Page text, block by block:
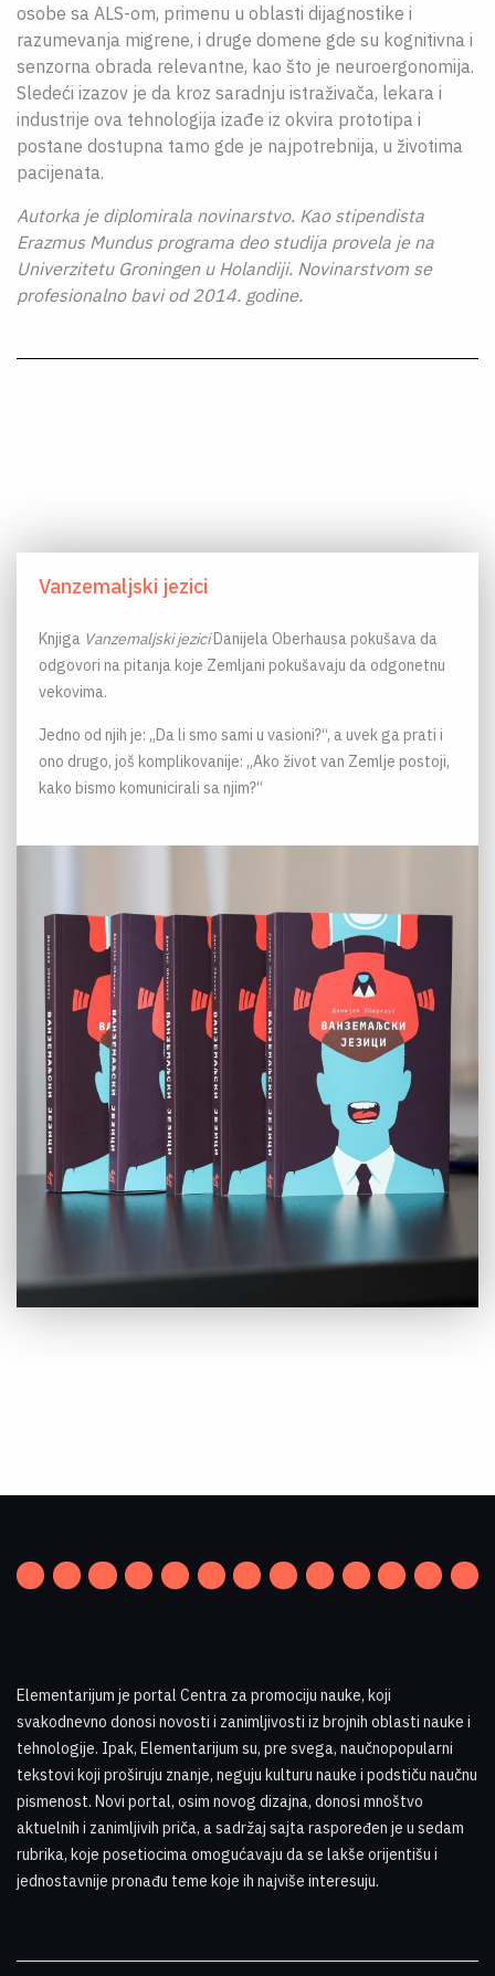
osobe sa ALS-om, primenu u oblasti dijagnostike i
razumevanja migrene, i druge domene gde su kognitivna i
senzorna obrada relevantne, kao što je neuroergonomija.
Sledeći izazov je da kroz saradnju istraživača, lekara i
industrije ova tehnologija izađe iz okvira prototipa i
postane dostupna tamo gde je najpotrebnija, u životima
pacijenata.
Autorka je diplomirala novinarstvo. Kao stipendista
Erazmus Mundus programa deo studija provela je na
Univerzitetu Groningen u Holandiji. Novinarstvom se
profesionalno bavi od 2014. godine.
Vanzemaljski jezici
Knjiga Vanzemaljski jeziciDanijela Oberhausa pokušava da
odgovori na pitanja koje Zemljani pokušavaju da odgonetnu
vekovima.
Jedno od njih je: „Da li smo sami u vasioni?“, a uvek ga prati i
ono drugo, još komplikovanije: „Ako život van Zemlje postoji,
kako bismo komunicirali sa njim?“
Elementarijum je portal Centra za promociju nauke, koji
svakodnevno donosi novosti i zanimljivosti iz brojnih oblasti nauke i
tehnologije. Ipak, Elementarijum su, pre svega, naučnopopularni
tekstovi koji proširuju znanje, neguju kulturu nauke i podstiču naučnu
pismenost. Novi portal, osim novog dizajna, donosi mnoštvo
aktuelnih i zanimljivih priča, a sadržaj sajta raspoređen je u sedam
rubrika, koje posetiocima omogućavaju da se lakše orijentišu i
jednostavnije pronađu teme koje ih najviše interesuju.